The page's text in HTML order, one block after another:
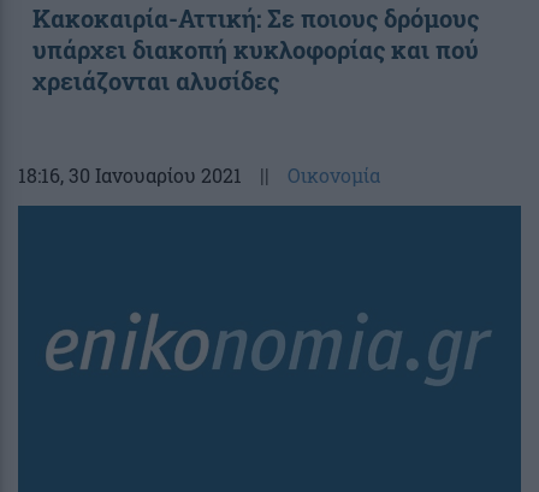
Κακοκαιρία-Αττική: Σε ποιους δρόμους
υπάρχει διακοπή κυκλοφορίας και πού
χρειάζονται αλυσίδες
18:16, 30 Ιανουαρίου 2021 || Οικονομία